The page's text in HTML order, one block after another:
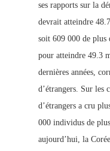
ses rapports sur la
devrait atteindre
soit 609 000 de plus
pour atteindre 49.3
dernières années,
d’étrangers. Sur les
d’étrangers a cru
000 individus de
aujourd’hui, la